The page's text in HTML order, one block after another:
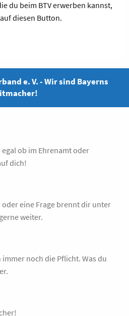
du beim BTV erwerben kannst,
diesen Button.
e. V. - Wir sind Bayerns
egal ob im Ehrenamt oder
dich!
oder eine Frage brennt dir unter
weiter.
noch die Pflicht. Was du